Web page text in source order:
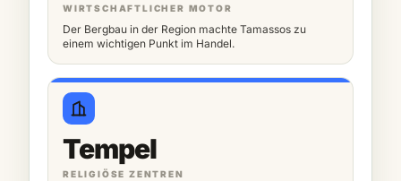
WIRTSCHAFTLICHER MOTOR
Der Bergbau in der Region machte Tamassos zu
einem wichtigen Punkt im Handel.
Tempel
RELIGIÖSE ZENTREN